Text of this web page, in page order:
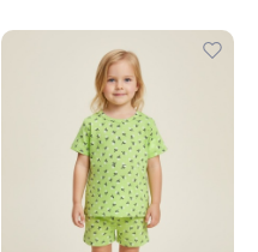
116 122 128